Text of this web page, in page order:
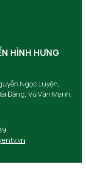
HÌNH HƯNG
Ngọc Luyện,
Đăng, Vũ Văn Mạnh,